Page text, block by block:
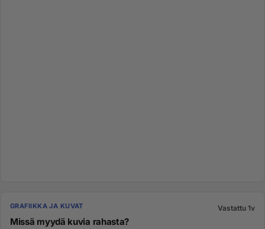
GRAFIIKKA JA KUVAT Vastattu 1v
Missä myydä kuvia rahasta?